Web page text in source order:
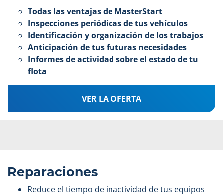
Todas las ventajas de MasterStart
Inspecciones periódicas de tus vehículos
Identificación y organización de los trabajos
Anticipación de tus futuras necesidades
Informes de actividad sobre el estado de tu
flota
VER LA OFERTA
Reparaciones
Reduce el tiempo de inactividad de tus equipos